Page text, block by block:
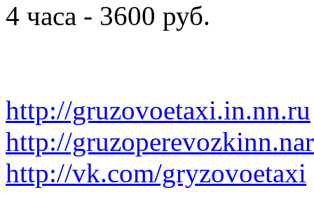
4 часа - 3600 руб.
http://gruzovoetaxi.in.nn.ru
http://
http://vk.com/gryzovoetaxi